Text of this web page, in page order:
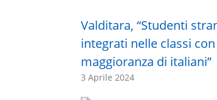
Valditara, “Studenti
integrati nelle classi con
maggioranza di italiani”
3 Aprile 2024